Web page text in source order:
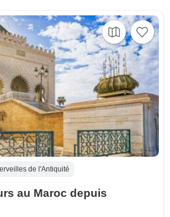
de l'Antiquité
au Maroc depuis